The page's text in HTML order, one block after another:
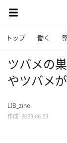
トップ 働く
ツバメの
やツバメ
LIB_zine
作成: 2023.06.23